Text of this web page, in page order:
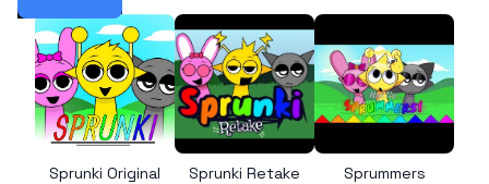
Sprunki Original Sprunki Retake Sprummers